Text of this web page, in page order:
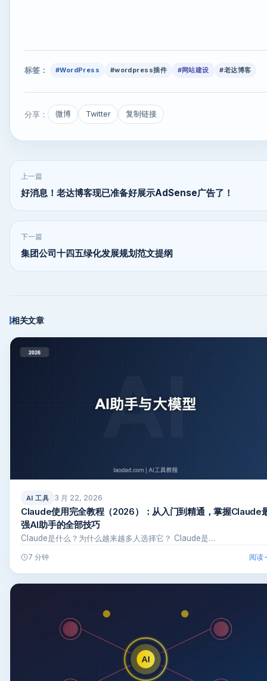
标签： #WordPress #wordpress插件 #网站建设 #老达博客
分享： 微博 Twitter 复制链接
上一篇
好消息！老达博客现已准备好展示AdSense广告了！
下一篇
集团公司十四五绿化发展规划范文提纲
相关文章
AI 工具 3 月 22, 2026
Claude使用完全教程（2026）：从入门到精通，掌握Claude
强AI助手的全部技巧
Claude是什么？为什么越来越多人选择它？ Claude是…
7 分钟 阅读